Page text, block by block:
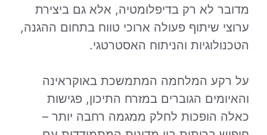
מדובר לא רק בדיפלומטיה, אלא גם ביצירת
ערוצי שיתוף פעולה ארוכי טווח בתחום ההגנה,
הטכנולוגיות והניתוח האסטרטגי.
על רקע המלחמה המתמשכת באוקראינה
והאיומים הגוברים במזרח התיכון, פגישות
כאלה הופכות לחלק ממגמה רחבה יותר –